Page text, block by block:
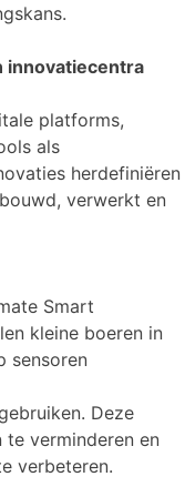
innovatiecentra
platforms,
als
herdefiniëren
verwerkt en
Smart
kleine boeren in
sensoren
Deze
verminderen en
verbeteren.